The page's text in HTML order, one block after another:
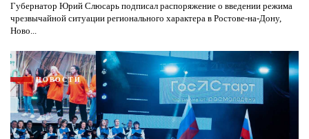
Губернатор Юрий Слюсарь подписал распоряжение о введении режима
чрезвычайной ситуации регионального характера в Ростове-на-Дону,
Ново...
НОВОСТИ